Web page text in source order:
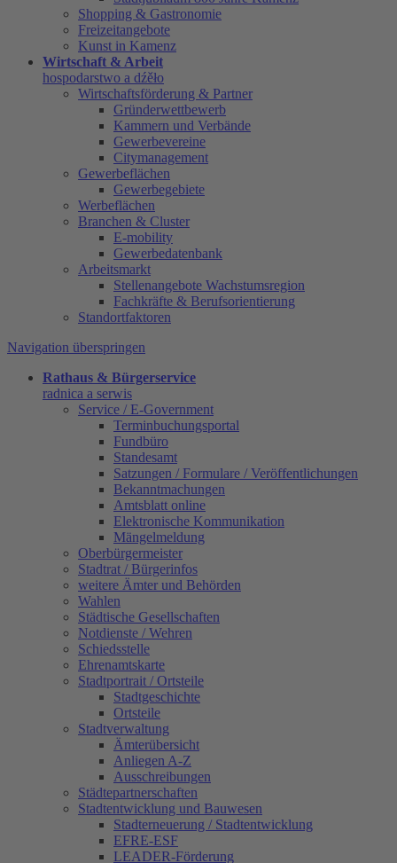
Shopping & Gastronomie
Freizeitangebote
Kunst in Kamenz
Wirtschaft & Arbeit
hospodarstwo a dźěło
Wirtschaftsförderung & Partner
Gründerwettbewerb
Kammern und Verbände
Gewerbevereine
Citymanagement
Gewerbeflächen
Gewerbegebiete
Werbeflächen
Branchen & Cluster
E-mobility
Gewerbedatenbank
Arbeitsmarkt
Stellenangebote Wachstumsregion
Fachkräfte & Berufsorientierung
Standortfaktoren
Navigation überspringen
Rathaus & Bürgerservice
radnica a serwis
Service / E-Government
Terminbuchungsportal
Fundbüro
Standesamt
Satzungen / Formulare / Veröffentlichungen
Bekanntmachungen
Amtsblatt online
Elektronische Kommunikation
Mängelmeldung
Oberbürgermeister
Stadtrat / Bürgerinfos
weitere Ämter und Behörden
Wahlen
Städtische Gesellschaften
Notdienste / Wehren
Schiedsstelle
Ehrenamtskarte
Stadtportrait / Ortsteile
Stadtgeschichte
Ortsteile
Stadtverwaltung
Ämterübersicht
Anliegen A-Z
Ausschreibungen
Städtepartnerschaften
Stadtentwicklung und Bauwesen
Stadterneuerung / Stadtentwicklung
EFRE-ESF
LEADER-Förderung